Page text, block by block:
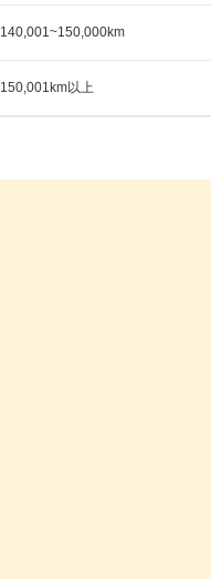
140,001~150,000km
150,001km以上